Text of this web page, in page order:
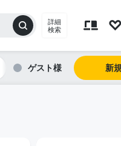
詳細
検索
ゲスト 新